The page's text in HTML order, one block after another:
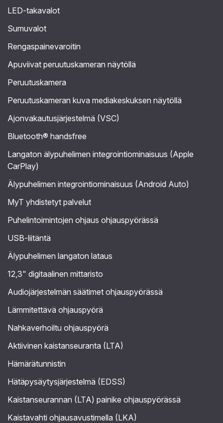
LED-takavalot
Sumuvalot
Rengaspainevaroitin
Apuviivat peruutuskameran näytöllä
Peruutuskamera
Peruutuskameran kuva mediakeskuksen näytöllä
Ajonvakautusjärjestelmä (VSC)
Bluetooth® handsfree
Langaton älypuhelimen integrointiominaisuus (Apple
CarPlay)
Älypuhelimen integrointiominaisuus (Android Auto)
MyT yhdistetyt palvelut
Puhelintoimintojen ohjaus ohjauspyörässä
USB-liitäntä
Älypuhelimen langaton lataus
12,3" digitaalinen mittaristo
Audiojärjestelmän säätimet ohjauspyörässä
Lämmitettävä ohjauspyörä
Nahkaverhoiltu ohjauspyörä
Aktiivinen kaistanseuranta (LTA)
Hämärätunnistin
Hätäpysäytysjärjestelmä (EDSS)
Kaistanseurannan (LTA) painike ohjauspyörässä
Kaistavahti ohjausavustimella (LKA)